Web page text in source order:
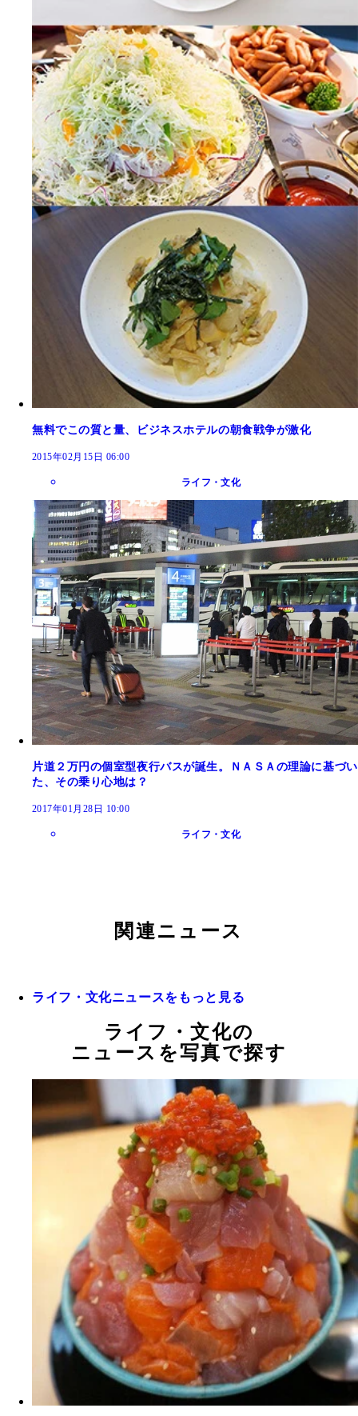
無料でこの質と量、ビジネスホテルの朝食戦争が激化
2015年02月15日 06:00
ライフ・文化
片道２万円の個室型夜行バスが誕生。ＮＡＳＡの理論に基づい
た、その乗り心地は？
2017年01月28日 10:00
ライフ・文化
関連ニュース
ライフ・文化ニュースをもっと見る
ライフ・文化の
ニュースを写真で探す